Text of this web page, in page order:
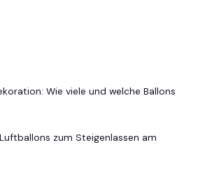
Wie viele und welche Ballons
zum Steigenlassen am